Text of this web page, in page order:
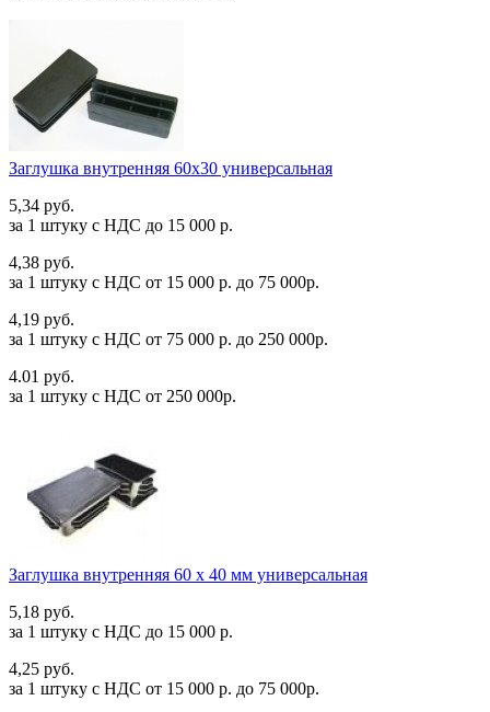
Заглушка внутренняя 60х30 универсальная
5,34 руб.
за 1 штуку c НДС до 15 000 р.
4,38 руб.
за 1 штуку c НДС от 15 000 р. до 75 000р.
4,19 руб.
за 1 штуку c НДС от 75 000 р. до 250 000р.
4.01 руб.
за 1 штуку c НДС от 250 000р.
Заглушка внутренняя 60 х 40 мм универсальная
5,18 руб.
за 1 штуку c НДС до 15 000 р.
4,25 руб.
за 1 штуку c НДС от 15 000 р. до 75 000р.